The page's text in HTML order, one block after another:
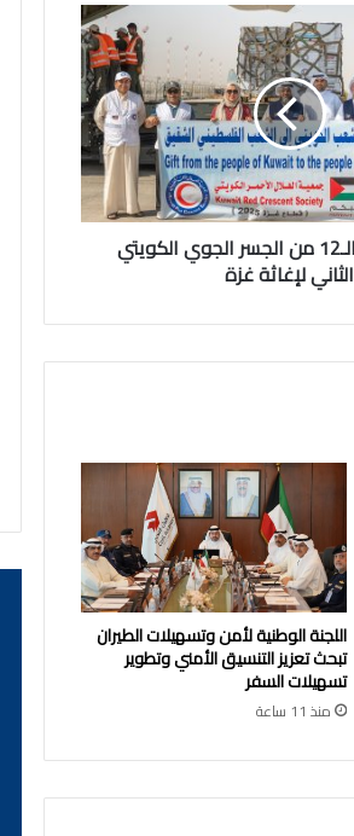
إقلاع الطائرة الـ12 من الجسر الجوي الكويتي
الثاني لإغاثة غزة
اللجنة الوطنية لأمن وتسهيلات الطيران
تبحث تعزيز التنسيق الأمني وتطوير
تسهيلات السفر
منذ 11 ساعة